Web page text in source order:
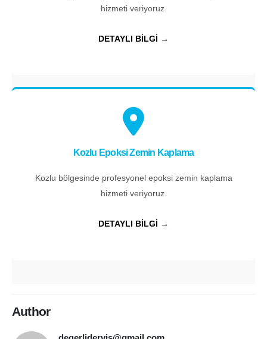
hizmeti veriyoruz.
DETAYLI BİLGİ →
Kozlu Epoksi Zemin Kaplama
Kozlu bölgesinde profesyonel epoksi zemin kaplama
hizmeti veriyoruz.
DETAYLI BİLGİ →
Author